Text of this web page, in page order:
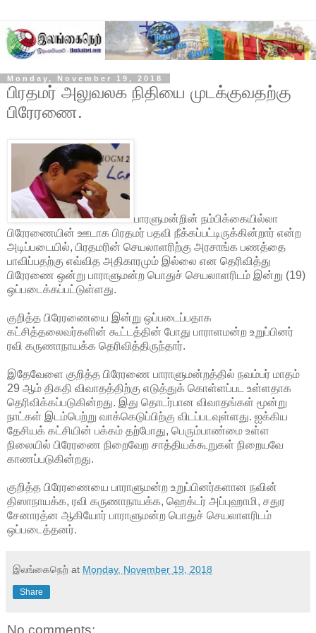
Monday, November 19, 2018
பிரதமர் அலுவலக நிதியை முடக்குவதற்கு
பிரேரணை.
பாரளுமன்றின் நம்பிக்கையில்லா
பிரேரணையின் ஊடாக பிரதமர் பதவி நீக்கப்பட்டிருக்கின்றார் என்ற
அடிப்படையில், பிரதமரின் செயலாளரிற்கு அரசாங்க பணத்தை
பாவிப்பதற்கு எவ்வித அதிகாரமும் இல்லை என தெரிவித்து
பிரேரணை ஒன்று பாராளுமன்ற பொதுச் செயலாளரிடம் இன்று (19)
ஒப்படைக்கப்பட்டுள்ளது.
குறித்த பிரேரணையை இன்று ஒப்படைப்பதாக
கட்சித்தலைவர்களின் கூட்டத்தின் போது பாராளமன்ற உறுப்பினர்
ரவி கருணாநாயக்க தெரிவித்திருந்தார்.
இதேவேளை குறித்த பிரேரணை பாராளுமன்றத்தில் நவம்பர் மாதம்
29 ஆம் திகதி விவாதத்திற்கு எடுத்துக் கொள்ளப்பட உள்ளதாக
தெரிவிக்கப்படுகின்றது. இது தொடர்பான விவாதங்கள் மூன்று
நாட்கள் இடம்பெற்று வாக்கெடுப்பிற்கு விடப்படவுள்ளது. ஐக்கிய
தேசியக் கட்சியின் பக்கம் தற்போது, பெரும்பாண்மை உள்ள
நிலையில் பிரேரணை நிறைவேற சாத்தியக்கூறுகள் நிறையவே
காணப்படுகின்றது.
குறித்த பிரேரணையை பாராளுமன்ற உறுப்பினர்களான நவின்
திஸாநாயக்க, ரவி கருணாநாயக்க, ஹெக்டர் அப்புஹாமி, சதுர
சேனாரத்ன ஆகியோர் பாராளுமன்ற பொதுச் செயலாளரிடம்
ஒப்படைத்தனர்.
இலங்கைநெற் at Monday, November 19, 2018
Share
No comments: